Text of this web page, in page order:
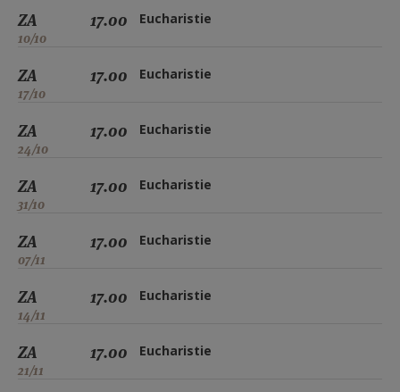
ZA
10/10
17.00 Eucharistie
ZA
17/10
17.00 Eucharistie
ZA
24/10
17.00 Eucharistie
ZA
31/10
17.00 Eucharistie
ZA
07/11
17.00 Eucharistie
ZA
14/11
17.00 Eucharistie
ZA
21/11
17.00 Eucharistie